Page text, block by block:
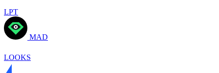
LPT
MAD
LOOKS